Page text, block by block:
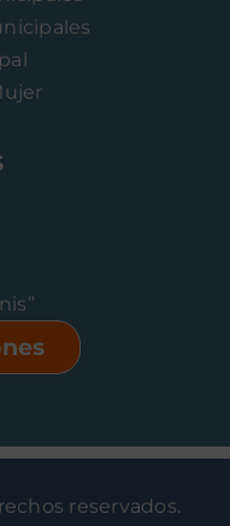
reservados.